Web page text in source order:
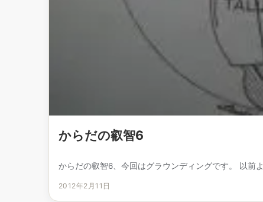
からだの叡智6
からだの叡智6、今回はグラウンディングです。 以前
2012年2月11日